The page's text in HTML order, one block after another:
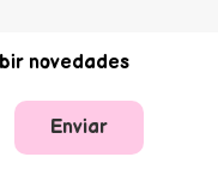
novedades
Enviar